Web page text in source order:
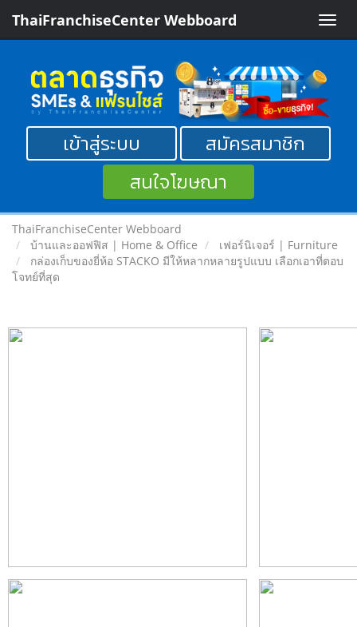
Toggle
ThaiFranchiseCenter Webboard
เข้าสู่ระบบ
สมัครสมาชิก
สนใจโฆษณา
ThaiFranchiseCenter Webboard
บ้านและออฟฟิส | Home & Office
เฟอร์นิเจอร์ | Furniture
กล่องเก็บของยี่ห้อ STACKO มีให้หลากหลายรูปแบบ เลือกเอาที่ตอบ
โจทย์ที่สุด